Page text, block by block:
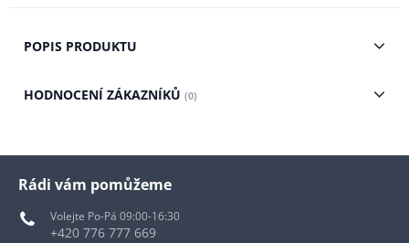
POPIS PRODUKTU
HODNOCENÍ ZÁKAZNÍKŮ (0)
Rádi vám pomůžeme
Volejte Po-Pá 09:00-16:30
+420 776 777 669